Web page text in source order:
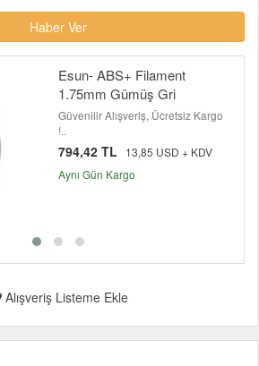
Haber Ver
Esun- ABS+ Filament
1.75mm Gümüş Gri
Güvenilir Alışveriş, Ücretsiz Kargo
!..
794,42 TL
13,85 USD + KDV
Aynı Gün Kargo
Alışveriş Listeme Ekle